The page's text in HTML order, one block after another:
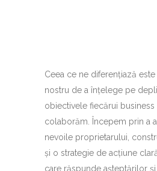
Ceea ce ne diferențiază este
nostru de a înțelege pe
obiectivele fiecărui business
colaborăm. Începem prin a
nevoile proprietarului,
și o strategie de acțiune
care răspunde așteptărilor